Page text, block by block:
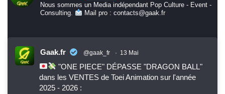
Nous sommes un Media indépendant Pop Culture - Event -
Consulting.
Mail pro : contacts@gaak.fr
Gaak.fr @gaak_fr · 13 Mai
"ONE PIECE" DÉPASSE "DRAGON BALL"
dans les VENTES de Toei Animation sur l'année
2025 - 2026 :